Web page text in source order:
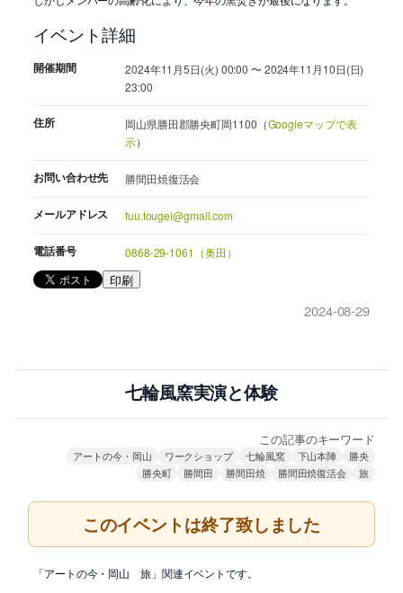
イベント詳細
開催期間
2024年11月5日(火) 00:00 〜 2024年11月10日(日)
23:00
住所 岡山県勝田郡勝央町岡1100（Googleマップで表
示）
お問い合わせ先 勝間田焼復活会
メールアドレス fuu.tougei@gmail.com
電話番号 0868-29-1061（奥田）
印刷
2024-08-29
七輪風窯実演と体験
この記事のキーワード
アートの今・岡山 ワークショップ 七輪風窯 下山本陣
勝央
勝央町
勝間田 勝間田焼 勝間田焼復活会 旅
このイベントは終了致しました
「アートの今・岡山 旅」関連イベントです。